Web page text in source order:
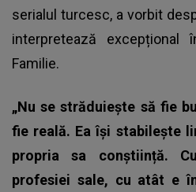
serialul turcesc, a vorbit
interpretează excepțional
Familie.
„Nu se străduiește să fie
fie reală. Ea își stabilește
propria sa conștiință.
profesiei sale, cu atât e